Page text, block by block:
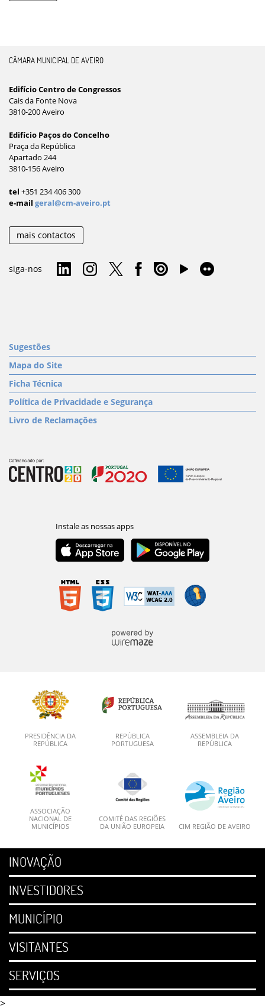
CÂMARA MUNICIPAL DE AVEIRO
Edifício Centro de Congressos
Cais da Fonte Nova
3810-200 Aveiro
Edifício Paços do Concelho
Praça da República
Apartado 244
3810-156 Aveiro
tel +351 234 406 300
e-mail geral@cm-aveiro.pt
mais contactos
siga-nos
Sugestões
Mapa do Site
Ficha Técnica
Política de Privacidade e Segurança
Livro de Reclamações
PRESIDÊNCIA DA
REPÚBLICA
REPÚBLICA
PORTUGUESA
ASSEMBLEIA DA
REPÚBLICA
ASSOCIAÇÃO
NACIONAL DE
MUNICÍPIOS
COMITÉ DAS REGIÕES
DA UNIÃO EUROPEIA
CIM REGIÃO DE AVEIRO
INOVAÇÃO
INVESTIDORES
MUNICÍPIO
VISITANTES
SERVIÇOS
>